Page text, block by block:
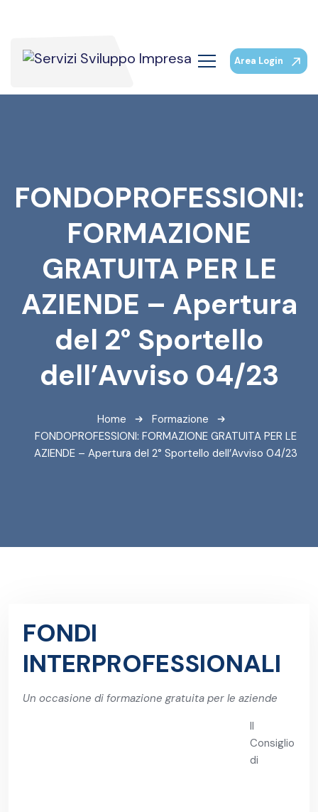
Area Login
FONDOPROFESSIONI:
FORMAZIONE
GRATUITA PER LE
AZIENDE – Apertura
del 2° Sportello
dell’Avviso 04/23
Home
Formazione
FONDOPROFESSIONI: FORMAZIONE GRATUITA PER LE
AZIENDE – Apertura del 2° Sportello dell’Avviso 04/23
FONDI
INTERPROFESSIONALI
Un occasione di formazione gratuita per le aziende
Il
Consiglio
di